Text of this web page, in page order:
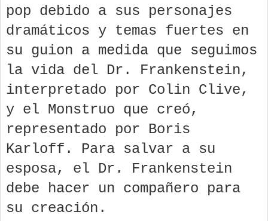
pop debido a sus personajes
dramáticos y temas fuertes en
su guion a medida que seguimos
la vida del Dr. Frankenstein,
interpretado por Colin Clive,
y el Monstruo que creó,
representado por Boris
Karloff. Para salvar a su
esposa, el Dr. Frankenstein
debe hacer un compañero para
su creación.